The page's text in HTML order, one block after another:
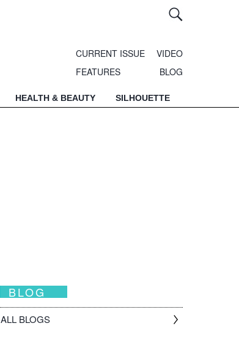
CURRENT ISSUE
VIDEO
FEATURES
BLOG
HEALTH & BEAUTY SILHOUETTE
BLOG
ALL BLOGS